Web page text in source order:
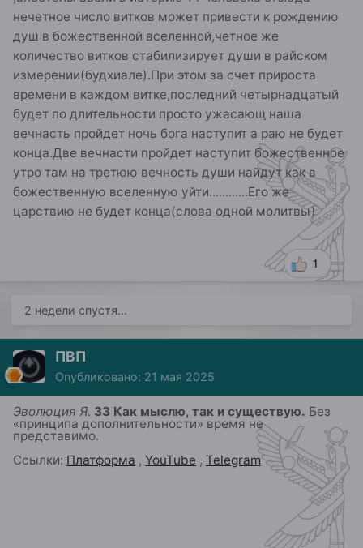
нечетное число витков может привести к рождению
душ в божественной вселенной,четное же
количество витков стабилизирует души в райском
измерении(будхиале).При этом за счет прироста
времени в каждом витке,последний четырнадцатый
будет по длительности просто ужасающ наша
вечнасть пройдет ночь бога наступит а раю не будет
конца.Две вечнасти пройдет наступит божественное
утро там на третюю вечность души найдут как в
божественную вселенную уйти............Его же
царствию не будет конца(слова одной молитвы)
1
2 недели спустя...
ПВП
Опубликовано: 21 мая 2025
Эволюция Я. 33 Как мыслю, так и существую. Без
«принципа дополнительности» время не
представимо.
Ссылки: Платформа , YouTube , Telegram